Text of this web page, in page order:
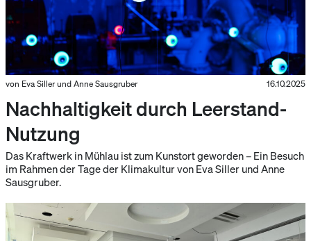
von Eva Siller und Anne Sausgruber 16.10.2025
Nachhaltigkeit durch Leerstand-
Nutzung
Das Kraftwerk in Mühlau ist zum Kunstort geworden – Ein Besuch
im Rahmen der Tage der Klimakultur von Eva Siller und Anne
Sausgruber.